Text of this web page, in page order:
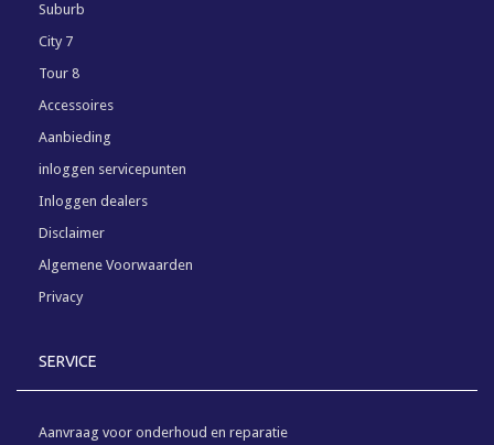
Suburb
City 7
Tour 8
Accessoires
Aanbieding
inloggen servicepunten
Inloggen dealers
Disclaimer
Algemene Voorwaarden
Privacy
SERVICE
Aanvraag voor onderhoud en reparatie